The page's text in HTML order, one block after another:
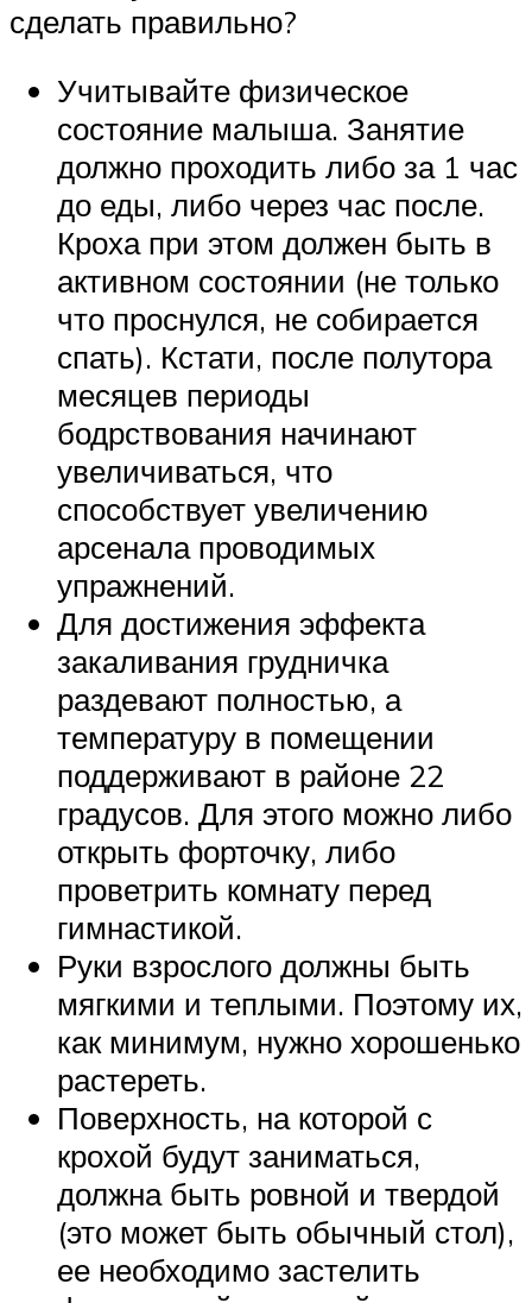
сделать правильно?
Учитывайте физическое
состояние малыша. Занятие
должно проходить либо за 1 час
до еды, либо через час после.
Кроха при этом должен быть в
активном состоянии (не только
что проснулся, не собирается
спать). Кстати, после полутора
месяцев периоды
бодрствования начинают
увеличиваться, что
способствует увеличению
арсенала проводимых
упражнений.
Для достижения эффекта
закаливания грудничка
раздевают полностью, а
температуру в помещении
поддерживают в районе 22
градусов. Для этого можно либо
открыть форточку, либо
проветрить комнату перед
гимнастикой.
Руки взрослого должны быть
мягкими и теплыми. Поэтому их,
как минимум, нужно хорошенько
растереть.
Поверхность, на которой с
крохой будут заниматься,
должна быть ровной и твердой
(это может быть обычный стол),
ее необходимо застелить